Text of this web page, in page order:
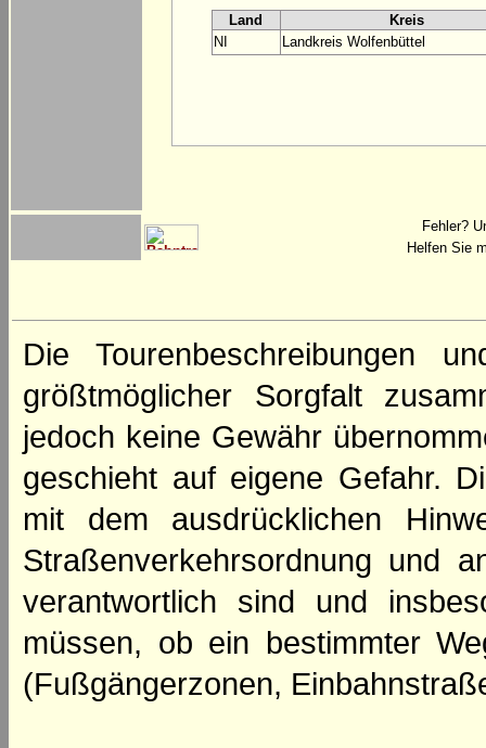
Land
Kreis
NI
Landkreis Wolfenbüttel
Fehler?
Helfen Sie
Die Tourenbeschreibungen
größtmöglicher Sorgfalt
jedoch keine Gewähr
geschieht auf eigene Gefahr.
mit dem ausdrücklichen
Straßenverkehrsordnung und
verantwortlich sind und
müssen, ob ein bestimmter
(Fußgängerzonen,